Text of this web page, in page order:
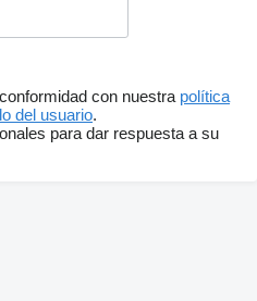
con nuestra política
del usuario.
para dar respuesta a su